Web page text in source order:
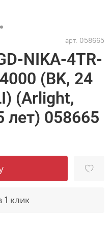
арт. 058665
NIKA-4TR-
(BK, 24
(Arlight,
лет) 058665
1 клик